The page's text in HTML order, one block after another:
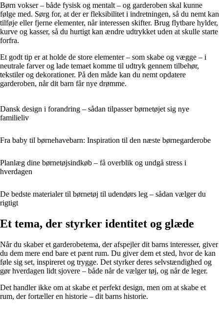
Børn vokser – både fysisk og mentalt – og garderoben skal kunne
følge med. Sørg for, at der er fleksibilitet i indretningen, så du nemt kan
tilføje eller fjerne elementer, når interessen skifter. Brug flytbare hylder,
kurve og kasser, så du hurtigt kan ændre udtrykket uden at skulle starte
forfra.
Et godt tip er at holde de store elementer – som skabe og vægge – i
neutrale farver og lade temaet komme til udtryk gennem tilbehør,
tekstiler og dekorationer. På den måde kan du nemt opdatere
garderoben, når dit barn får nye drømme.
Dansk design i forandring – sådan tilpasser børnetøjet sig nye
familieliv
Fra baby til børnehavebarn: Inspiration til den næste børnegarderobe
Planlæg dine børnetøjsindkøb – få overblik og undgå stress i
hverdagen
De bedste materialer til børnetøj til udendørs leg – sådan vælger du
rigtigt
Et tema, der styrker identitet og glæde
Når du skaber et garderobetema, der afspejler dit barns interesser, giver
du dem mere end bare et pænt rum. Du giver dem et sted, hvor de kan
føle sig set, inspireret og trygge. Det styrker deres selvstændighed og
gør hverdagen lidt sjovere – både når de vælger tøj, og når de leger.
Det handler ikke om at skabe et perfekt design, men om at skabe et
rum, der fortæller en historie – dit barns historie.